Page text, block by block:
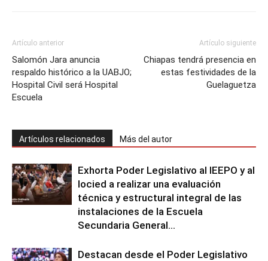
Artículo anterior
Salomón Jara anuncia
respaldo histórico a la UABJO;
Hospital Civil será Hospital
Escuela
Artículo siguiente
Chiapas tendrá presencia en
estas festividades de la
Guelaguetza
Artículos relacionados Más del autor
Exhorta Poder Legislativo al IEEPO y al
Iocied a realizar una evaluación
técnica y estructural integral de las
instalaciones de la Escuela
Secundaria General...
Destacan desde el Poder Legislativo